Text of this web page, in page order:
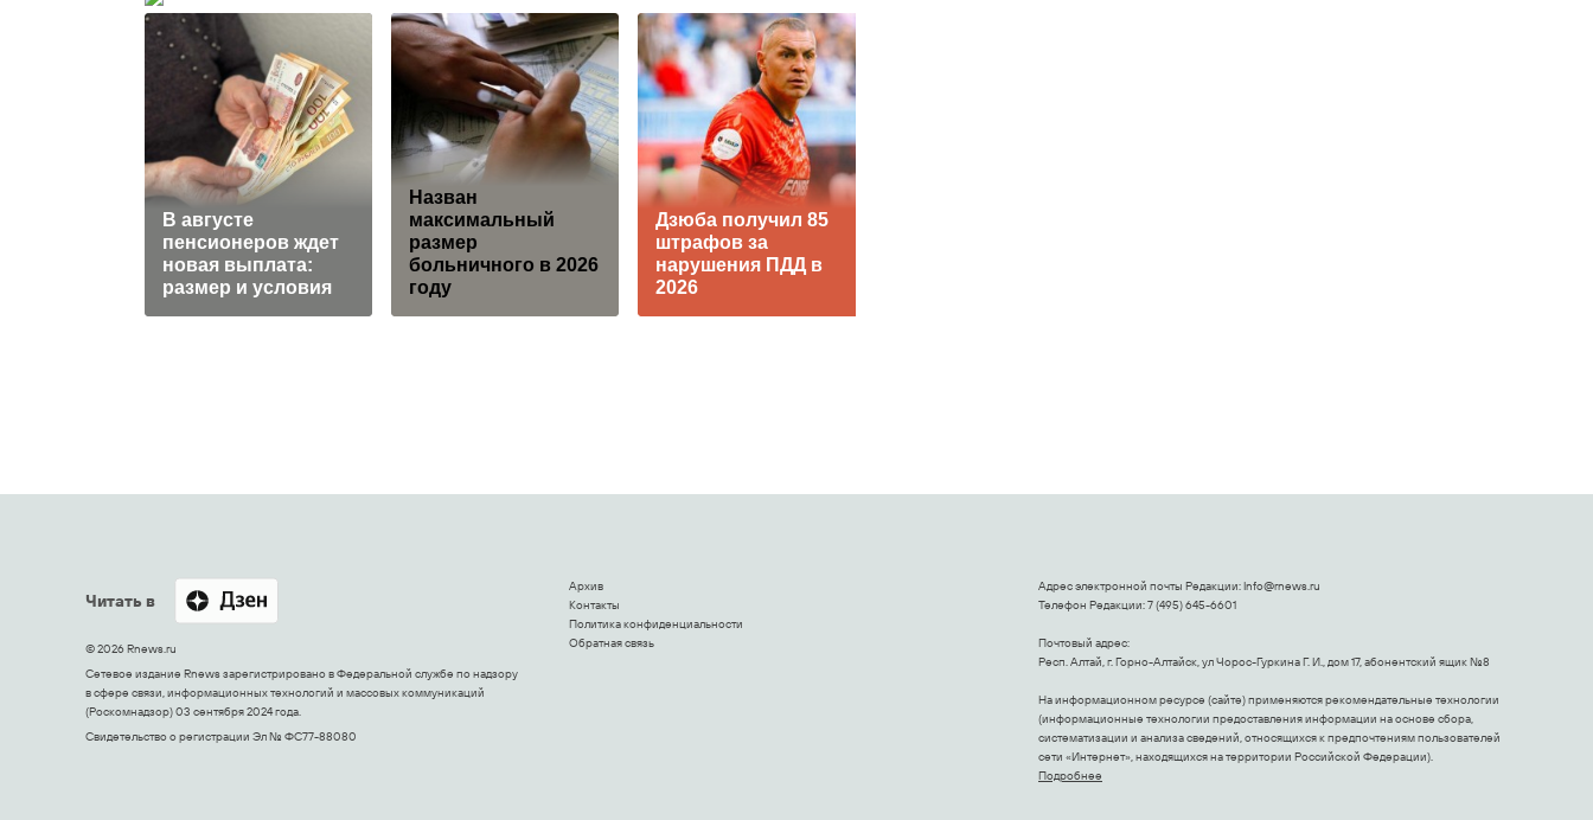
В августе
пенсионеров ждет
новая выплата:
размер и условия
Назван
максимальный
размер
больничного в 2026
году
Дзюба получил 85
штрафов за
нарушения ПДД в
2026
Читать в
© 2026 Rnews.ru
Сетевое издание Rnews зарегистрировано в Федеральной службе по надзору
в сфере связи, информационных технологий и массовых коммуникаций
(Роскомнадзор) 03 сентября 2024 года.
Свидетельство о регистрации Эл № ФС77-88080
Архив
Контакты
Политика конфиденциальности
Обратная связь
Адрес электронной почты Редакции:Info@rnews.ru
Телефон Редакции: 7 (495) 645-6601
Почтовый адрес:
Респ. Алтай, г. Горно-Алтайск, ул Чорос-Гуркина Г. И., дом 17, абонентский ящик №8
На информационном ресурсе (сайте) применяются рекомендательные технологии
(информационные технологии предоставления информации на основе сбора,
систематизации и анализа сведений, относящихся к предпочтениям пользователей
сети «Интернет», находящихся на территории Российской Федерации).
Подробнее